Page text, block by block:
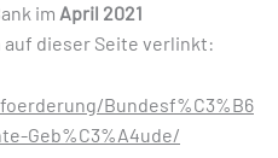
im April 2021
dieser Seite verlinkt:
Bundesf%C3%B6
Geb%C3%A4ude/